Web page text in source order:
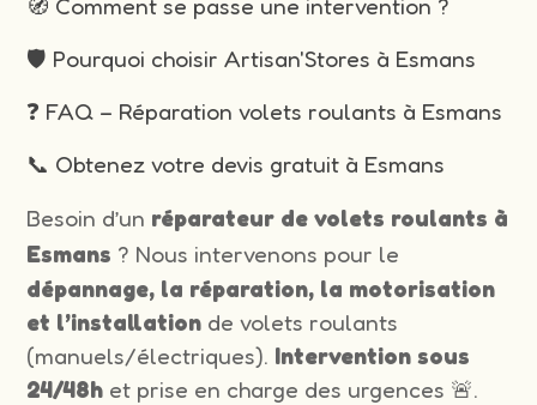
🧭 Comment se passe une intervention ?
🛡️ Pourquoi choisir Artisan'Stores à Esmans
❓ FAQ – Réparation volets roulants à Esmans
📞 Obtenez votre devis gratuit à Esmans
Besoin d’un réparateur de volets roulants à
Esmans ? Nous intervenons pour le
dépannage, la réparation, la motorisation
et l’installation de volets roulants
(manuels/électriques). Intervention sous
24/48h et prise en charge des urgences 🚨.